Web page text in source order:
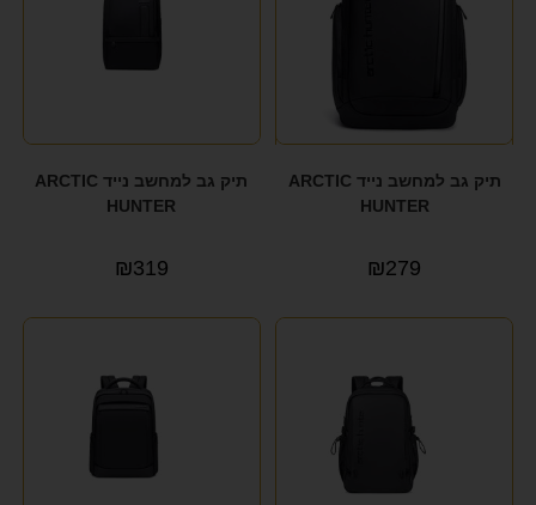
תיק גב למחשב נייד ARCTIC
HUNTER
₪279
תיק גב למחשב נייד ARCTIC
HUNTER
₪319